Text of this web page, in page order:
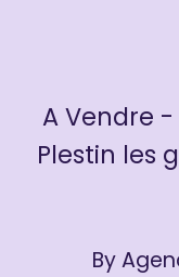
A Vendre
Plestin les
By